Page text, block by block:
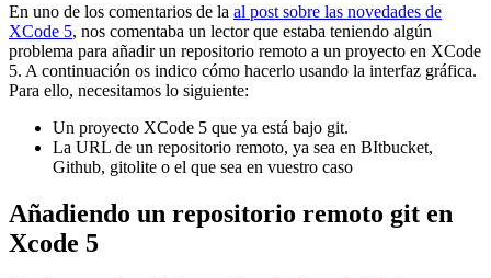
En uno de los comentarios de la al post sobre las novedades de
XCode 5, nos comentaba un lector que estaba teniendo algún
problema para añadir un repositorio remoto a un proyecto en XCode
5. A continuación os indico cómo hacerlo usando la interfaz gráfica.
Para ello, necesitamos lo siguiente:
Un proyecto XCode 5 que ya está bajo git.
La URL de un repositorio remoto, ya sea en BItbucket,
Github, gitolite o el que sea en vuestro caso
Añadiendo un repositorio remoto git en
Xcode 5